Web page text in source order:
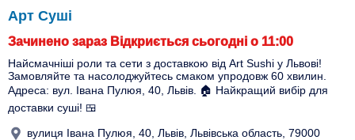
Арт Суші
Зачинено зараз Відкриється сьогодні о 11:00
Найсмачніші роли та сети з доставкою від Art Sushi у Львові!
Замовляйте та насолоджуйтесь смаком упродовж 60 хвилин.
Адреса: вул. Івана Пулюя, 40, Львів. 🏠 Найкращий вибір для
доставки суші! 🍱
вулиця Івана Пулюя, 40, Львів, Львівська область, 79000